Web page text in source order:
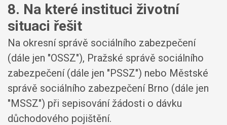
8. Na které instituci životní
situaci řešit
Na okresní správě sociálního zabezpečení
(dále jen "OSSZ"), Pražské správě sociálního
zabezpečení (dále jen "PSSZ") nebo Městské
správě sociálního zabezpečení Brno (dále jen
"MSSZ") při sepisování žádosti o dávku
důchodového pojištění.